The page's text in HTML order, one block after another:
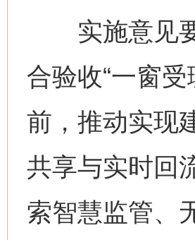
实施意见要
合验收“一窗受
前，推动实现
共享与实时回
索智慧监管、